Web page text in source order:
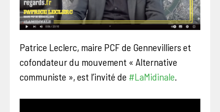
Patrice Leclerc, maire PCF de Gennevilliers et
cofondateur du mouvement « Alternative
communiste », est l’invité de #LaMidinale